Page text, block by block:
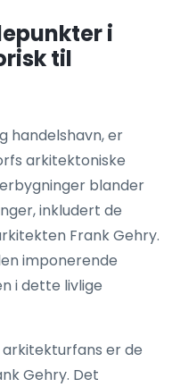
i
til
handelshavn, er
arkitektoniske
blander
inkludert de
Frank Gehry.
imponerende
i dette livlige
er de
Gehry. Det